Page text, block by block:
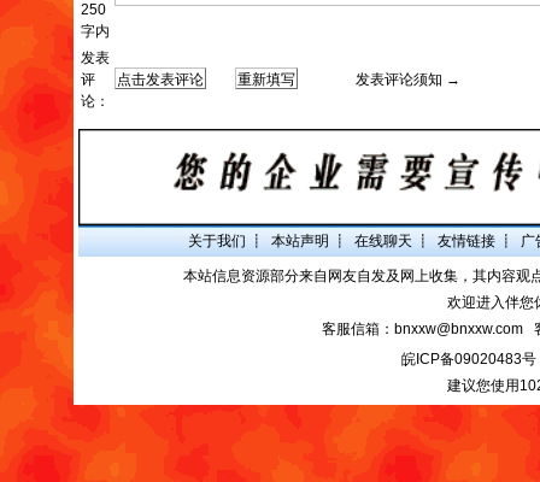
250
字内
发表
评
论：
发表评论须知 →
关于我们 ┋ 本站声明 ┋ 在线聊天 ┋ 友情链接 ┋ 广
本站信息资源部分来自网友自发及网上收集，其内容
欢迎进入伴您
客服信箱：bnxxw@bnxxw.com
皖ICP备09020483号
建议您使用